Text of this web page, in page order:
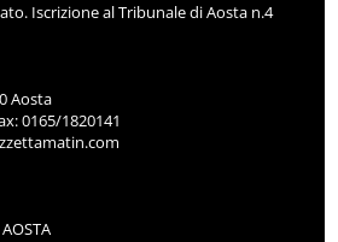
Iscrizione al Tribunale di Aosta n.4
Aosta
0165/1820141